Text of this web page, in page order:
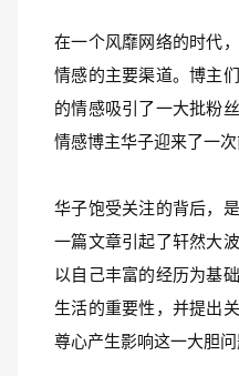
在一个风靡网络的时代
情感的主要渠道。博主
的情感吸引了一大批粉
情感博主华子迎来了一次
华子饱受关注的背后，
一篇文章引起了轩然大
以自己丰富的经历为基
生活的重要性，并提出
尊心产生影响这一大胆问